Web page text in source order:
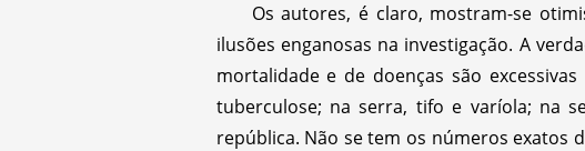
Os autores, é claro, mostram-se
ilusões enganosas na investigação. A
mortalidade e de doenças são
tuberculose; na serra, tifo e varíola; na
república. Não se tem os números exatos